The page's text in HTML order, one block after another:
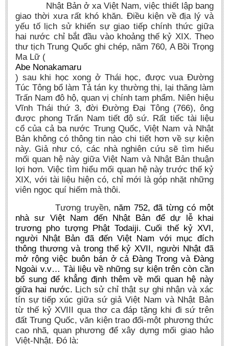
Nhật Bản ở xa Việt Nam, việc thiết lập bang
giao thời xưa rất khó khăn. Điều kiện về địa lý và
yếu tố lịch sử khiến sự giao tiếp chính thức giữa
hai nước chỉ bắt đầu vào khoảng thế kỷ XIX. Theo
thư tịch Trung Quốc ghi chép, năm 760, A Bồi Trọng
Ma Lữ (
Abe Nonakamaru
) sau khi học xong ở Thái học, được vua Đường
Túc Tông bổ làm Tả tán kỵ thường thị, lại thăng làm
Trấn Nam đô hộ, quan vị chính tam phẩm. Niên hiệu
Vĩnh Thái thứ 3, đời Đường Đại Tông (766), ông
được phong Trấn Nam tiết độ sứ. Rất tiếc tài liệu
cổ của cả ba nước Trung Quốc, Việt Nam và Nhật
Bản không có thông tin nào chi tiết hơn về sự kiện
này. Giả như có, các nhà nghiên cứu sẽ tìm hiểu
mối quan hệ này giữa Việt Nam và Nhật Bản thuận
lợi hơn. Việc tìm hiểu mối quan hệ này trước thế kỷ
XIX, với tài liệu hiện có, chỉ mới là góp nhặt những
viên ngọc quí hiếm mà thôi.
Tương truyền, năm 752, đã từng có một
nhà sư Việt Nam đến Nhật Bản để dự lễ khai
trương pho tượng Phật Todaiji. Cuối thế kỷ XVI,
người Nhật Bản đã đến Việt Nam với mục đích
thông thương và trong thế kỷ XVII, người Nhật đã
mở rộng việc buôn bán ở cả Đàng Trong và Đàng
Ngoài v.v… Tài liệu về những sự kiện trên còn cần
bổ sung để khẳng định thêm về mối quan hệ này
giữa hai nước. Lịch sửchỉ thật sự ghi nhận và xác
tín sự tiếp xúc giữa sứ giả Việt Nam và Nhật Bản
từ thế kỷ XVIII qua thơ ca đáp tặng khi đi sứ trên
đất Trung Quốc, văn kiện trao đổi-một phương thức
cao nhã, quan phương để xây dựng mối giao hảo
Việt-Nhật. Đó là: